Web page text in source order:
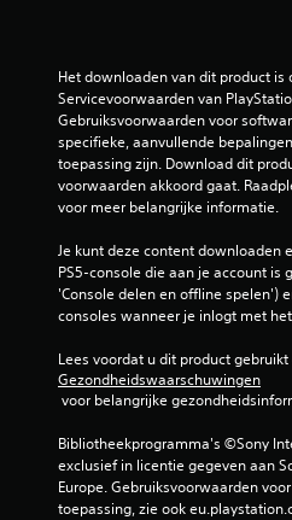
Het downloaden van dit product is
Servicevoorwaarden van
Gebruiksvoorwaarden voor
specifieke, aanvullende
toepassing zijn. Download dit
voorwaarden akkoord gaat.
voor meer belangrijke informatie.
Je kunt deze content downloaden
PS5-console die aan je account is
'Console delen en offline spelen')
consoles wanneer je inlogt met
Lees voordat u dit product gebruikt
Gezondheidswaarschuwingen
voor belangrijke
Bibliotheekprogramma's ©Sony
exclusief in licentie gegeven aan
Europe. Gebruiksvoorwaarden
toepassing, zie ook